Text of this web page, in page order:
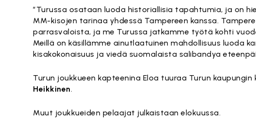
”Turussa osataan luoda historiallisia tapahtumia, ja on
MM-kisojen tarinaa yhdessä Tampereen kanssa.
parrasvaloista, ja me Turussa jatkamme työtä kohti
Meillä on käsillämme ainutlaatuinen mahdollisuus luoda
kisakokonaisuus ja viedä suomalaista salibandya
Turun joukkueen kapteenina Eloa tuuraa Turun kaupungin
Heikkinen.
Muut joukkueiden pelaajat julkaistaan elokuussa.